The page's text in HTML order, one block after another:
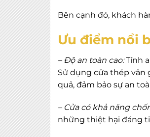
Bên cạnh đó, khách
Ưu điểm nổi
– Độ an toàn cao:Tính
Sử dụng cửa thép vân
quả, đảm bảo sự an
– Cửa có khả năng
những thiệt hại đáng